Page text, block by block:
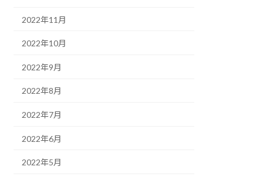
2022年11月
2022年10月
2022年9月
2022年8月
2022年7月
2022年6月
2022年5月